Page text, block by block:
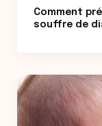
Comment
souffre de